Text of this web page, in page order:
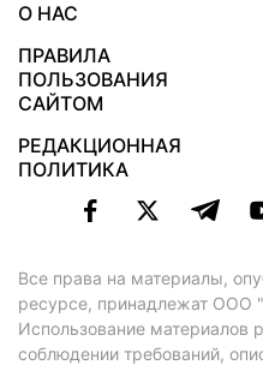
О НАС
ПРАВИЛА
ПОЛЬЗОВАНИЯ
САЙТОМ
РЕДАКЦИОННАЯ
ПОЛИТИКА
Все права на материалы,
ресурсе, принадлежат
Использование материалов
соблюдении требований,